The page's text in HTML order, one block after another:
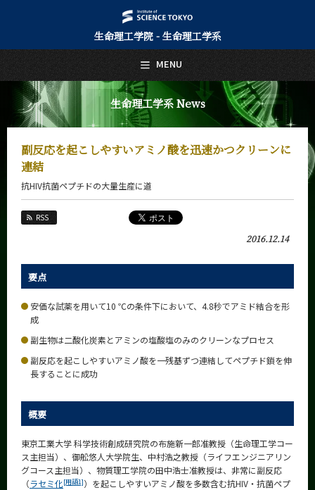
生命理工学院 - 生命理工学系
生命理工学系 News
副反応を起こしやすいアミノ酸を迅速かつクリーンに
連結
抗HIV抗菌ペプチドの大量生産に道
RSS
2016.12.14
要点
安価な試薬を用いて10 ℃の条件下において、4.8秒でアミド結合を形
成
副生物は二酸化炭素とアミンの塩酸塩のみのクリーンなプロセス
副反応を起こしやすいアミノ酸を一残基ずつ連結してペプチド鎖を伸
長することに成功
概要
東京工業大学 科学技術創成研究院の布施新一郎准教授（生命理工学コー
ス主担当）、御舩悠人大学院生、中村浩之教授（ライフエンジニアリン
グコース主担当）、物質理工学院の田中浩士准教授は、非常に副反応
（ラセミ化[用語1]）を起こしやすいアミノ酸を多数含む抗HIV・抗菌ペプ
MENU
日本語 English
トップページ
Top Page
生命理工学系について
About Us
教育
Education
教員・研究室
入学案内
生命理工学系 News
カテゴリ別
課程別
月別
イベントカレンダー
Event Calendar